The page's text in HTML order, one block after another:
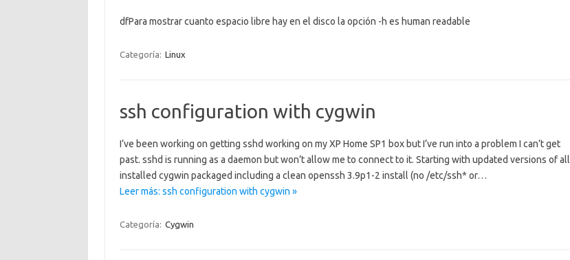
dfPara mostrar cuanto espacio libre hay en el disco la opción -h es human readable
Categoría: Linux
ssh configuration with cygwin
I’ve been working on getting sshd working on my XP Home SP1 box but I’ve run into a problem I can’t get
past. sshd is running as a daemon but won’t allow me to connect to it. Starting with updated versions of all
installed cygwin packaged including a clean openssh 3.9p1-2 install (no /etc/ssh* or…
Leer más: ssh configuration with cygwin »
Categoría: Cygwin